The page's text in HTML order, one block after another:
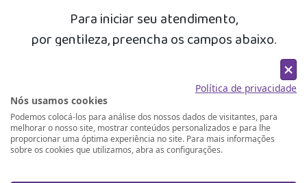
Para iniciar seu atendimento,
por gentileza, preencha os campos abaixo.
E-mail
Telefone (whatsapp)
Política de privacidade
Nós usamos cookies
Podemos colocá-los para análise dos nossos dados de visitantes, para
melhorar o nosso site, mostrar conteúdos personalizados e para lhe
proporcionar uma óptima experiência no site. Para mais informações
sobre os cookies que utilizamos, abra as configurações.